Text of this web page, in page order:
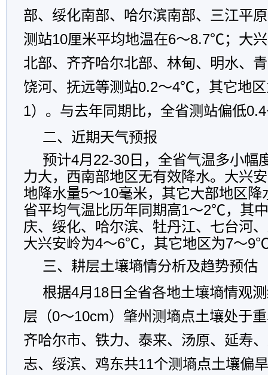
部、绥化南部、哈尔滨南部、三江平
测站10厘米平均地温在6～8.7℃；大
北部、齐齐哈尔北部、林甸、明水、
饶河、抚远等测站0.2～4℃，其它地
1）。与去年同期比，全省测站偏低
二、近期天气预报
预计4月22-30日，全省气温多小幅
力大，西南部地区无有效降水。大兴
地降水量5～10毫米，其它大部地区降
省平均气温比历年同期高1～2℃，其
庆、绥化、哈尔滨、牡丹江、七台河
大兴安岭为4～6℃，其它地区为7～
三、耕层土壤墒情分析及趋势预估
根据4月18日全省各地土壤墒情观
层（0～10cm）肇州测墒点土壤处于
齐哈尔市、铁力、泰来、汤原、延寿
志、绥滨、鸡东共11个测墒点土壤偏